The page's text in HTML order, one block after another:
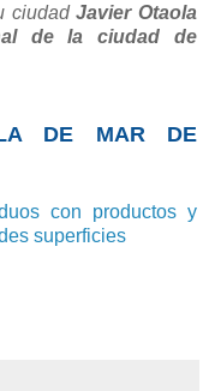
ciudadJavier Otaola
de la ciudad de
DE MAR DE
con productos y
superficies